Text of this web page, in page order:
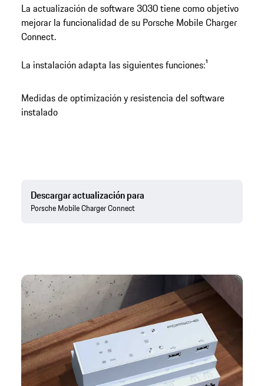
La actualización de software 3030 tiene como objetivo
mejorar la funcionalidad de su Porsche Mobile Charger
Connect.
La instalación adapta las siguientes funciones:¹
Medidas de optimización y resistencia del software
instalado
Descargar actualización para
Porsche Mobile Charger Connect